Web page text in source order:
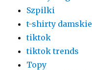
Szpilki
t-shirty damskie
tiktok
tiktok trends
Topy